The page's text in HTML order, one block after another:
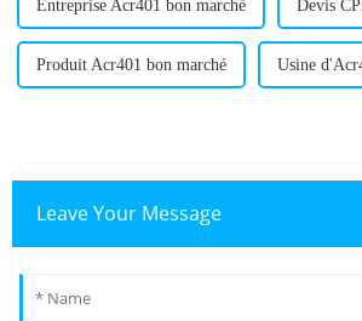
Entreprise Acr401 bon marché Devis
Produit Acr401 bon marché Usine
Leave Your Message